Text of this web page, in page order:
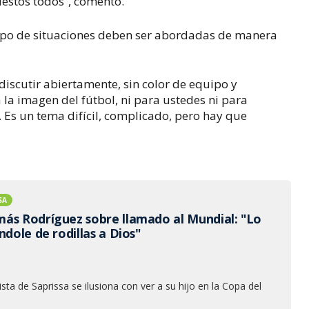
de situaciones deben ser abordadas de manera
abiertamente, sin color de equipo y
la imagen del fútbol, ni para ustedes ni para
un tema difícil, complicado, pero hay que
Rodríguez sobre llamado al Mundial: "Lo
de rodillas a Dios"
de Saprissa se ilusiona con ver a su hijo en la Copa del